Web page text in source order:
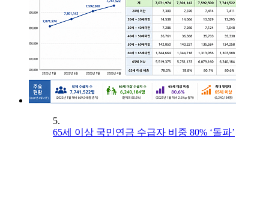
5.
65세 이상 국민연금 수급자 비중 80% ‘돌파’